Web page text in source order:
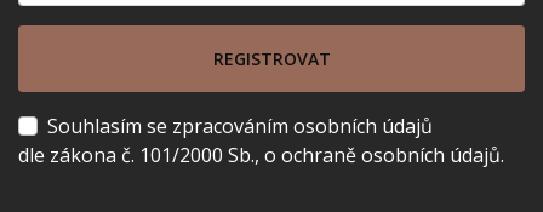
REGISTROVAT
Souhlasím se zpracováním osobních údajů
dle zákona č. 101/2000 Sb., o ochraně osobních údajů.